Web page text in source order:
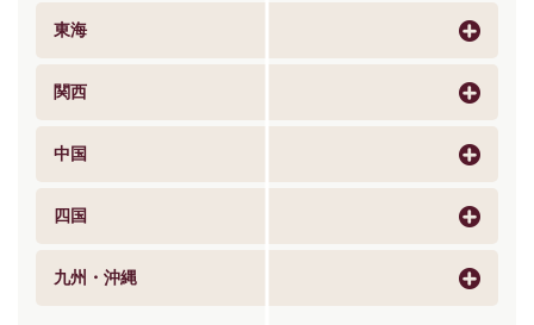
東海
関西
中国
四国
九州・沖縄